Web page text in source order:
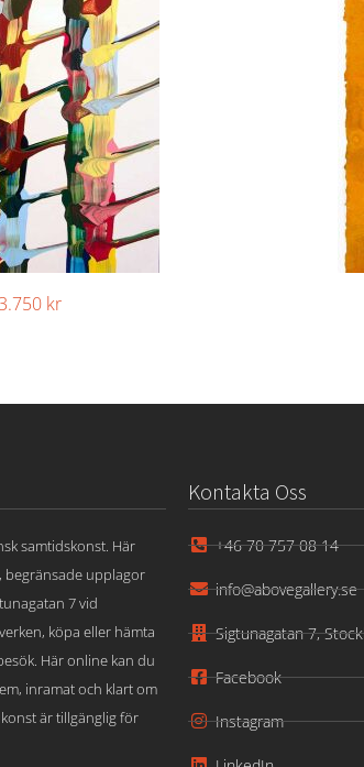
kr
samtidskonst. Här
begränsade upplagor
7 vid
köpa eller hämta
Här online kan du
inramat och klart om
är tillgänglig för
Kontakta Oss
+46 70 757 08 14
info@abovegallery.se
Sigtunagatan 7,
Facebook
Instagram